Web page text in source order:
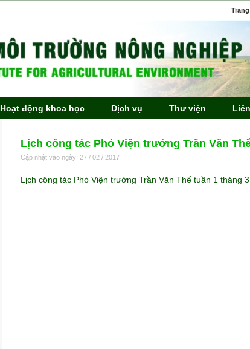
Hoạt động khoa học Dịch vụ Thư viện
Lịch công tác Phó Viện trưởng Trần Văn
Cập nhật vào ngày: 27 / 02 / 2017
Lịch công tác Phó Viện trưởng Trần Văn Thể tuần 1 tháng